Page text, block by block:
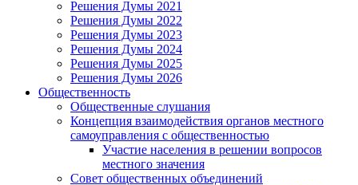
Решения Думы 2021
Решения Думы 2022
Решения Думы 2023
Решения Думы 2024
Решения Думы 2025
Решения Думы 2026
Общественность
Общественные слушания
Концепция взаимодействия органов местного
самоуправления с общественностью
Участие населения в решении вопросов
местного значения
Совет общественных объединений